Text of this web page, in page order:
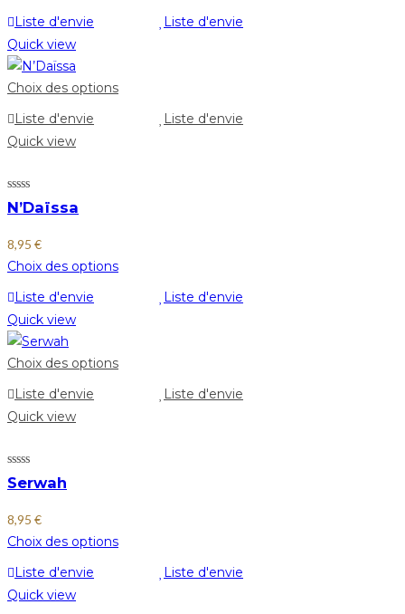
Liste d'envie
Liste d'envie
Quick view
Choix des options
Liste d'envie
Liste d'envie
Quick view
N’Daïssa
8,95 €
Choix des options
Liste d'envie
Liste d'envie
Quick view
Choix des options
Liste d'envie
Liste d'envie
Quick view
Serwah
8,95 €
Choix des options
Liste d'envie
Liste d'envie
Quick view